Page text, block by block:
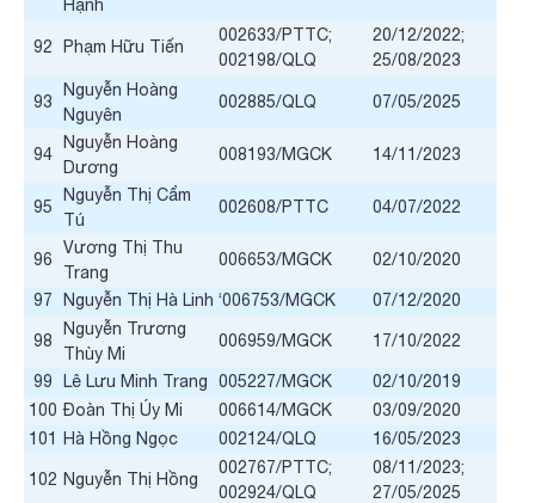
Hạnh
92 Phạm Hữu Tiến
002633/PTTC;
002198/QLQ
20/12/2022;
25/08/2023
93
Nguyễn Hoàng
Nguyên
002885/QLQ 07/05/2025
94
Nguyễn Hoàng
Dương
008193/MGCK 14/11/2023
95
Nguyễn Thị Cẩm
Tú
002608/PTTC 04/07/2022
96
Vương Thị Thu
Trang
006653/MGCK 02/10/2020
97 Nguyễn Thị Hà Linh ‘006753/MGCK 07/12/2020
98
Nguyễn Trương
Thùy Mi
006959/MGCK 17/10/2022
99 Lê Lưu Minh Trang 005227/MGCK
02/10/2019
100 Đoàn Thị Úy Mi 006614/MGCK
03/09/2020
101 Hà Hồng Ngọc 002124/QLQ 16/05/2023
102 Nguyễn Thị Hồng
002767/PTTC;
002924/QLQ
08/11/2023;
27/05/2025